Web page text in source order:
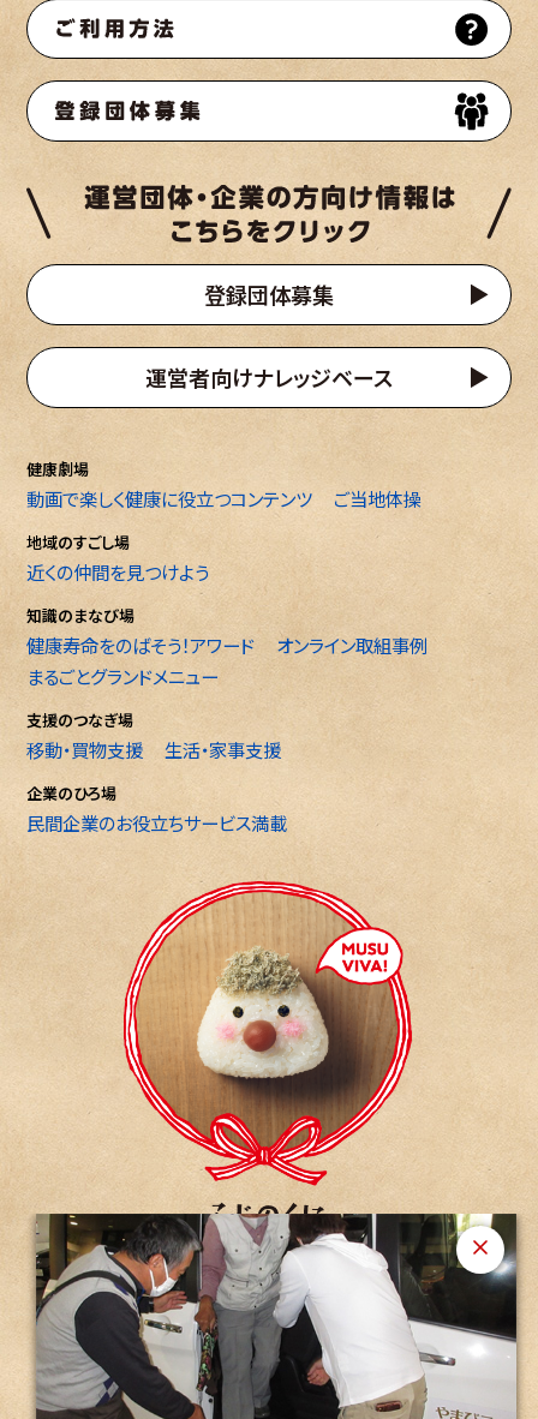
登録団体募集
運営者向けナレッジベース
健康劇場
動画で楽しく健康に役立つコンテンツ ご当地体操
地域のすごし場
近くの仲間を見つけよう
知識のまなび場
健康寿命をのばそう！アワード
オンライン取組事例
まるごとグランドメニュー
支援のつなぎ場
移動・買物支援 生活・家事支援
企業のひろ場
民間企業のお役立ちサービス満載
ホームに戻る